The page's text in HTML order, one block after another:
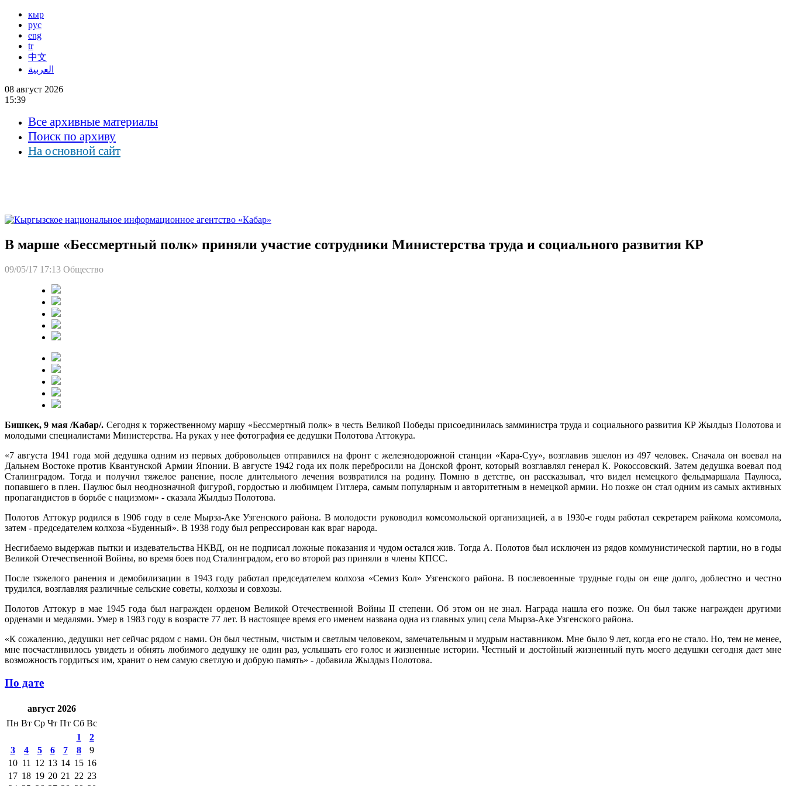
кыр
рус
eng
tr
中文
العربية
08 август 2026
15:39
Все архивные материалы
Поиск по архиву
На основной сайт
В марше «Бессмертный полк» приняли участие сотрудники Министерства труда и социального развития КР
09/05/17 17:13 Общество
Бишкек, 9 мая /Кабар/. Сегодня к торжественному маршу «Бессмертный полк» в честь Великой Победы присоединилась замминистра труда и социального развития КР Жылдыз Полотова и
молодыми специалистами Министерства. На руках у нее фотография ее дедушки Полотова Аттокура.
«7 августа 1941 года мой дедушка одним из первых добровольцев отправился на фронт с железнодорожной станции «Кара-Суу», возглавив эшелон из 497 человек. Сначала он воевал на
Дальнем Востоке против Квантунской Армии Японии. В августе 1942 года их полк перебросили на Донской фронт, который возглавлял генерал К. Рокоссовский. Затем дедушка воевал под
Сталинградом. Тогда и получил тяжелое ранение, после длительного лечения возвратился на родину. Помню в детстве, он рассказывал, что видел немецкого фельдмаршала Паулюса,
попавшего в плен. Паулюс был неоднозначной фигурой, гордостью и любимцем Гитлера, самым популярным и авторитетным в немецкой армии. Но позже он стал одним из самых активных
пропагандистов в борьбе с нацизмом» - сказала Жылдыз Полотова.
Полотов Аттокур родился в 1906 году в селе Мырза-Аке Узгенского района. В молодости руководил комсомольской организацией, а в 1930-е годы работал секретарем райкома комсомола,
затем - председателем колхоза «Буденный». В 1938 году был репрессирован как враг народа.
Несгибаемо выдержав пытки и издевательства НКВД, он не подписал ложные показания и чудом остался жив. Тогда А. Полотов был исключен из рядов коммунистической партии, но в годы
Великой Отечественной Войны, во время боев под Сталинградом, его во второй раз приняли в члены КПСС.
После тяжелого ранения и демобилизации в 1943 году работал председателем колхоза «Семиз Кол» Узгенского района. В послевоенные трудные годы он еще долго, доблестно и честно
трудился, возглавляя различные сельские советы, колхозы и совхозы.
Полотов Аттокур в мае 1945 года был награжден орденом Великой Отечественной Войны II степени. Об этом он не знал. Награда нашла его позже. Он был также награжден другими
орденами и медалями. Умер в 1983 году в возрасте 77 лет. В настоящее время его именем названа одна из главных улиц села Мырза-Аке Узгенского района.
«К сожалению, дедушки нет сейчас рядом с нами. Он был честным, чистым и светлым человеком, замечательным и мудрым наставником. Мне было 9 лет, когда его не стало. Но, тем не менее,
мне посчастливилось увидеть и обнять любимого дедушку не один раз, услышать его голос и жизненные истории. Честный и достойный жизненный путь моего дедушки сегодня дает мне
возможность гордиться им, хранит о нем самую светлую и добрую память» - добавила Жылдыз Полотова.
По дате
август 2026
Пн Вт Ср Чт Пт Сб Вс
1
2
3
4 5 6 7 8
9
10 11 12 13 14 15 16
17 18 19 20 21 22 23